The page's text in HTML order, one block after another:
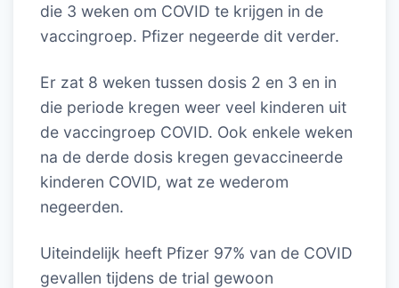
die 3 weken om COVID te krijgen in de
vaccingroep. Pfizer negeerde dit verder.
Er zat 8 weken tussen dosis 2 en 3 en in
die periode kregen weer veel kinderen uit
de vaccingroep COVID. Ook enkele weken
na de derde dosis kregen gevaccineerde
kinderen COVID, wat ze wederom
negeerden.
Uiteindelijk heeft Pfizer 97% van de COVID
gevallen tijdens de trial gewoon